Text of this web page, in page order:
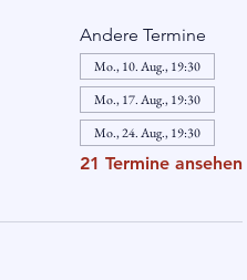
Andere Termine
Mo., 10. Aug., 19:30
Mo., 17. Aug., 19:30
Mo., 24. Aug., 19:30
21 Termine ansehen